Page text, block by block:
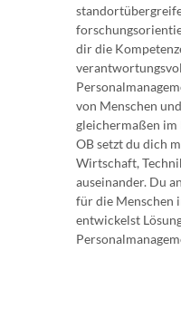
dir die
von Menschen
gleichermaßen im
OB setzt du dich
Wirtschaft,
auseinander. Du
für die Menschen
entwickelst